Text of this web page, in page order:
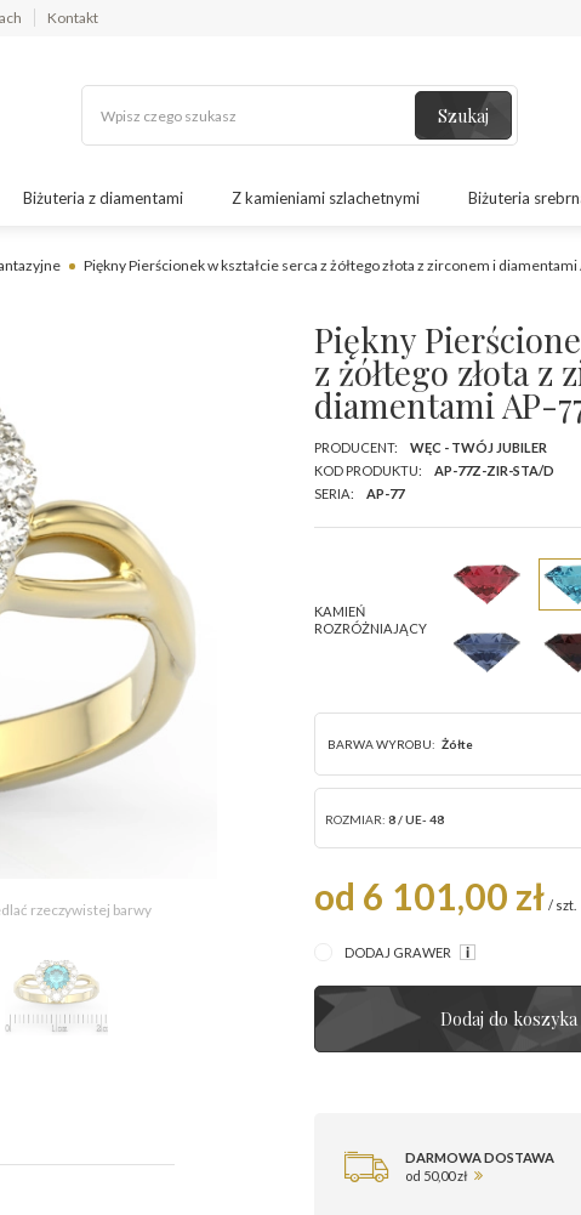
Kontakt
Szukaj
Biżuteria z diamentami Z kamieniami szlachetnymi Biżuteria
Piękny Pierścionek w kształcie serca z żółtego złota z zirconem i diamentami
rzeczywistej barwy
Piękny
z żółtego złota z
diamentami AP-
PRODUCENT:
WĘC - TWÓJ JUBILER
KOD PRODUKTU:
AP-77Z-ZIR-STA/D
SERIA:
AP-77
KAMIEŃ
ROZRÓŻNIAJĄCY
BARWA WYROBU: Żółte
ROZMIAR: 8 / UE- 48
od 6 101,00 zł / szt.
DODAJ GRAWER
Dodaj do koszyka
DARMOWA DOSTAWA
od 50,00 zł